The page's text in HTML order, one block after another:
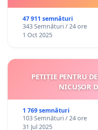
47 911 semnături
343 Semnături / 24 ore
1 Oct 2025
PETIȚIE PENTRU
NICUȘOR
1 769 semnături
103 Semnături / 24 ore
31 Jul 2025